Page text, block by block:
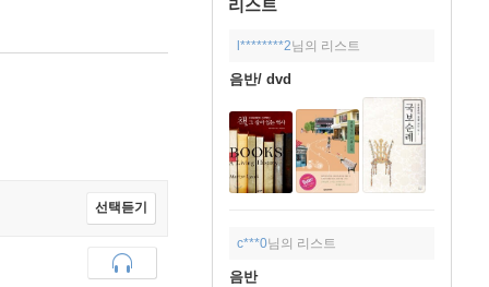
리스트
l********2님의 리스트
음반/ dvd
c***0님의 리스트
음반
선택듣기